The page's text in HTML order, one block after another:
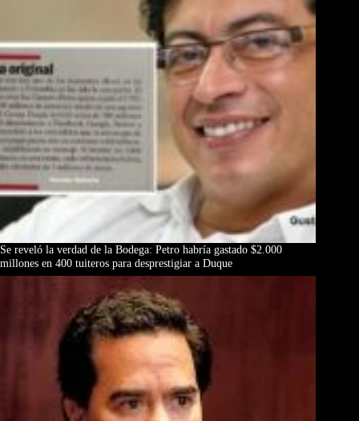
Se reveló la verdad de la Bodega: Petro habría gastado $2.000
millones en 400 tuiteros para desprestigiar a Duque